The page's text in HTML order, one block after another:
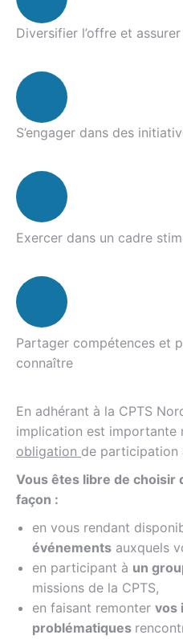
Diversifier l’offre et
S’engager dans des
Exercer dans un cadre
Partager compétences et
connaître
En adhérant à la CPTS
implication est importante
obligation de participation
Vous êtes libre de choisir
façon :
en vous rendant
événements auxquels
en participant à un
missions de la CPTS,
en faisant remonter vos
problématiques